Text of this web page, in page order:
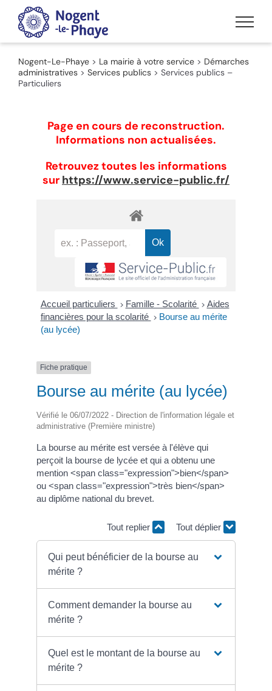
Passer
contenu
Nogent-Le-Phaye > La mairie à votre service > Démarches
administratives > Services publics > Services publics –
Particuliers
Page en cours de reconstruction.
Informations non actualisées.
Retrouvez toutes les informations
sur https://www.service-public.fr/
Accueil particuliers > Famille - Scolarité > Aides
financières pour la scolarité > Bourse au mérite
(au lycée)
Fiche pratique
Bourse au mérite (au lycée)
Vérifié le 06/07/2022 - Direction de l'information légale et
administrative (Première ministre)
La bourse au mérite est versée à l'élève qui
perçoit la bourse de lycée et qui a obtenu une
mention <span class="expression">bien</span>
ou <span class="expression">très bien</span>
au diplôme national du brevet.
Tout replier Tout déplier
Qui peut bénéficier de la bourse au
mérite ?
Comment demander la bourse au
mérite ?
Quel est le montant de la bourse au
mérite ?